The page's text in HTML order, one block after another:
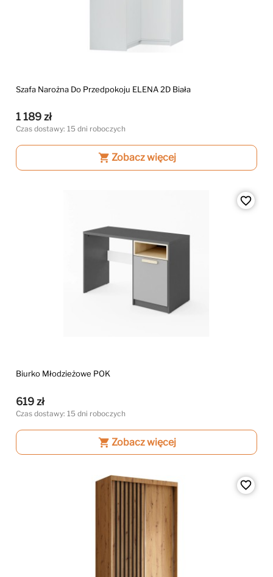
Szafa Narożna Do Przedpokoju ELENA 2D Biała
1 189 zł
Czas dostawy: 15 dni roboczych
shopping_cart Zobacz więcej
favorite_border
Biurko Młodzieżowe POK
619 zł
Czas dostawy: 15 dni roboczych
shopping_cart Zobacz więcej
favorite_border